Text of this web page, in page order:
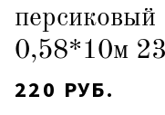
0,58*10м
220 РУБ.